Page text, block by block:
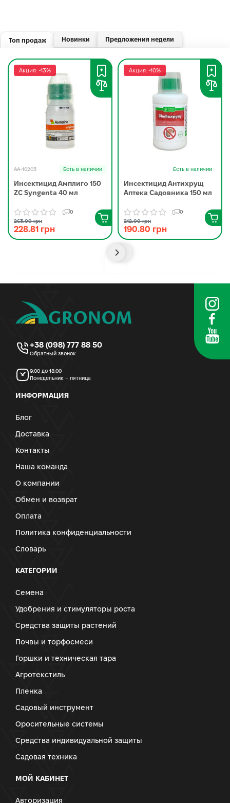
Топ продаж Новинки Предложения недели
Акция: -13%
AA-10203 Есть в наличии
Инсектицид Амплиго 150
ZC Syngenta 40 мл
0
263.00 грн
228.81 грн
Акция: -10%
Есть в наличии
Инсектицид Антихрущ
Аптека Садовника 150 мл
0
212.00 грн
190.80 грн
+38 (098) 777 88 50
Обратный звонок
9:00 до 18:00
Понедельник – пятница
ИНФОРМАЦИЯ
Блог
Доставка
Контакты
Наша команда
О компании
Обмен и возврат
Оплата
Политика конфиденциальности
Словарь
КАТЕГОРИИ
Семена
Удобрения и стимуляторы роста
Средства защиты растений
Почвы и торфосмеси
Горшки и техническая тара
Агротекстиль
Пленка
Садовый инструмент
Оросительные системы
Средства индивидуальной защиты
Садовая техника
МОЙ КАБИНЕТ
Авторизация